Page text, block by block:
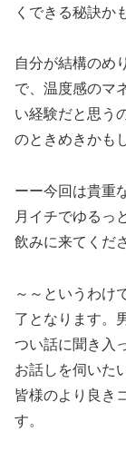
くできる秘訣か
自分が結構のめ
で、温度感のマ
い経験だと思う
のときめきかも
ーー今回は貴重
月イチでゆるっ
飲みに来てくだ
～～というわけ
了となります。
つい話に聞き入
お話しを伺いた
皆様のより良き
す。